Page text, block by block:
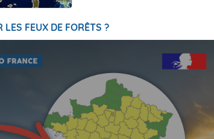
FEUX DE FORÊTS ?